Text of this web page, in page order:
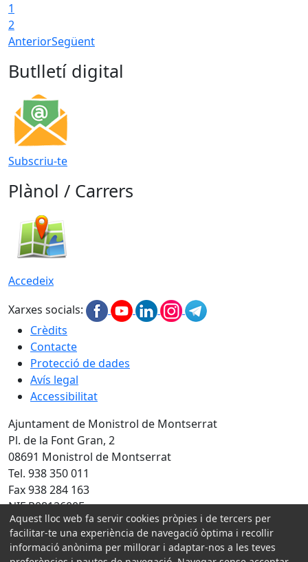
1
2
AnteriorSegüent
Butlletí digital
Subscriu-te
Plànol / Carrers
Accedeix
Xarxes socials:
Crèdits
Contacte
Protecció de dades
Avís legal
Accessibilitat
Ajuntament de Monistrol de Montserrat
Pl. de la Font Gran, 2
08691 Monistrol de Montserrat
Tel. 938 350 011
Fax 938 284 163
NIF P0812600E
Amb la col·laboració de:
Aquest lloc web fa servir cookies pròpies i de tercers per
facilitar-te una experiència de navegació òptima i recollir
informació anònima per millorar i adaptar-nos a les teves